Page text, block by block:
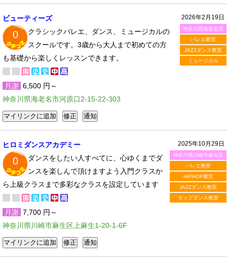
2026年2月19日
神奈川県海老名市
バレエ教室
JAZZダンス教室
ミュージカル
ビューティーズ
0
クラシックバレエ、ダンス、ミュージカルの
スクールです。3歳から大人まで初めての方
も基礎から楽しくレッスンできます。
月謝 6,500 円～
神奈川県海老名市河原口2-15-22-303
2025年10月29日
神奈川県川崎市麻生区
バレエ教室
HIPHOP教室
JAZZダンス教室
タップダンス教室
ヒロミダンスアカデミー
0
ダンスをしたい人すべてに、心ゆくまでダ
ンスを楽しんで頂けますよう入門クラスか
ら上級クラスまで多彩なクラスを設定しています
月謝 7,700 円～
神奈川県川崎市麻生区上麻生1-20-1-6F